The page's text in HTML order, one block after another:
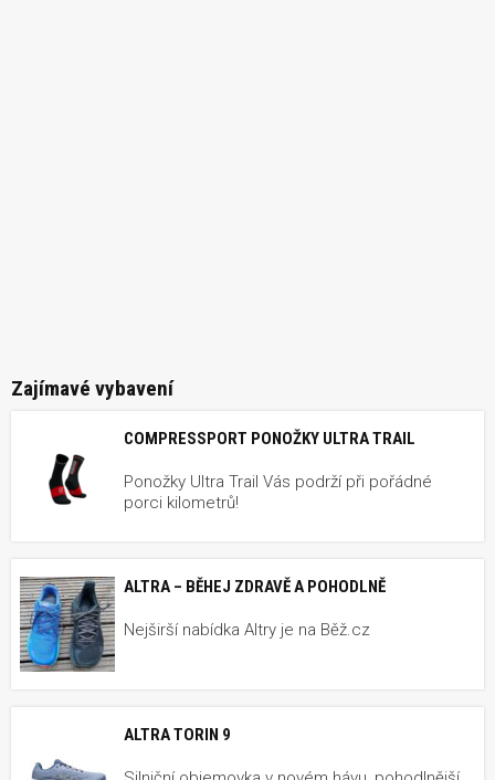
Zajímavé vybavení
COMPRESSPORT PONOŽKY ULTRA TRAIL
Ponožky Ultra Trail Vás podrží při pořádné
porci kilometrů!
ALTRA – BĚHEJ ZDRAVĚ A POHODLNĚ
Nejširší nabídka Altry je na Běž.cz
ALTRA TORIN 9